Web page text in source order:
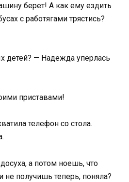
берет! А как ему ездить
с работягами трястись?
детей? — Надежда уперлась
приставами!
телефон со стола.
а потом ноешь, что
не получишь теперь, поняла?